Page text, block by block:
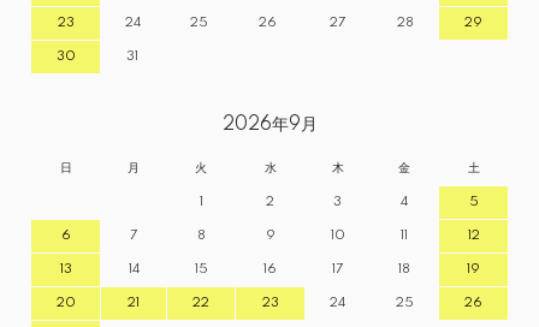
23 24 25 26 27 28 29
30 31
2026年9月
日 月 火 水 木 金 土
1 2 3 4 5
6 7 8 9 10 11 12
13 14 15 16 17 18 19
20 21 22 23 24 25 26